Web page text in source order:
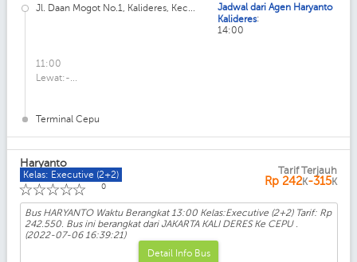
Jl. Daan Mogot No.1, Kalideres, Kec...
11:00
Lewat:-...
Terminal Cepu
Jadwal dari Agen Haryanto
Kalideres:
14:00
Haryanto
Kelas: Executive (2+2)
☆
☆
☆
☆
☆ 0
Tarif Terjauh
Rp 242K-315K
Bus HARYANTO Waktu Berangkat 13:00 Kelas:Executive (2+2) Tarif: Rp
242.550. Bus ini berangkat dari JAKARTA KALI DERES Ke CEPU .
(2022-07-06 16:39:21)
Detail Info Bus